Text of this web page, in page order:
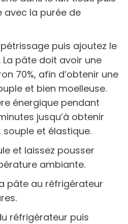
avec la purée de
puis ajoutez le
La pâte doit avoir une
70%, afin d’obtenir une
et bien moelleuse.
énergique pendant
jusqu’à obtenir
et élastique.
et laissez pousser
ambiante.
pâte au réfrigérateur
réfrigérateur puis